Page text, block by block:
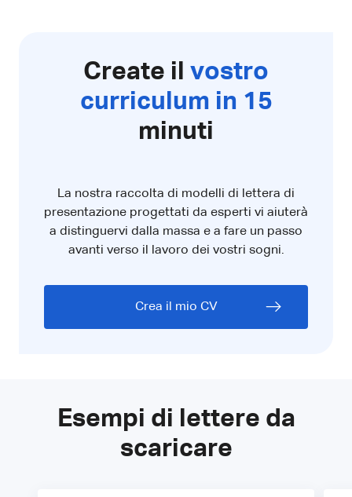
Create il vostro
curriculum in 15
minuti
La nostra raccolta di modelli di lettera di
presentazione progettati da esperti vi aiuterà
a distinguervi dalla massa e a fare un passo
avanti verso il lavoro dei vostri sogni.
Crea il mio CV
Esempi di lettere da
scaricare